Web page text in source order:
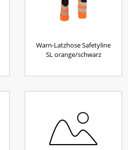
Warn-Latzhose Safetyline
SL orange/schwarz